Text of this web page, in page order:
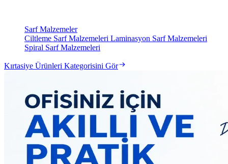
Sarf Malzemeler
Ciltleme Sarf Malzemeleri Laminasyon Sarf Malzemeleri
Spiral Sarf Malzemeleri
Kırtasiye Ürünleri Kategorisini Gör